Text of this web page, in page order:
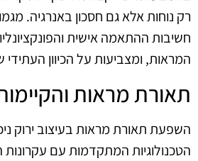
רק נוחות אלא גם חסכון באנרגיה.
חשיבות ההתאמה אישית
המראות, ומצביעות על הכיוון
תאורת מראות
השפעת תאורת מראות בעיצוב ירוק
הטכנולוגיות המתקדמות עם עקרונות